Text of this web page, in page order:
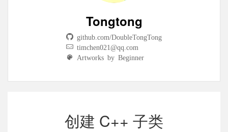
Tongtong
github.com/DoubleTongTong
timchen021@qq.com
Artworks by Beginner
创建 C++ 子类